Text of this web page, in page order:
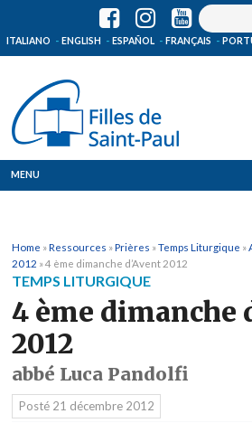
ITALIANO ENGLISH ESPAÑOL FRANÇAIS
MENU
Où sommes-nous
News
Ressources
Home »Ressources »Prières »Temps Liturgique »
2012 »4 ème dimanche d’Avent 2012
TEMPS LITURGIQUE
4 ème dimanche
2012
abbé Luca Pandolfi
Posté 21 décembre 2012